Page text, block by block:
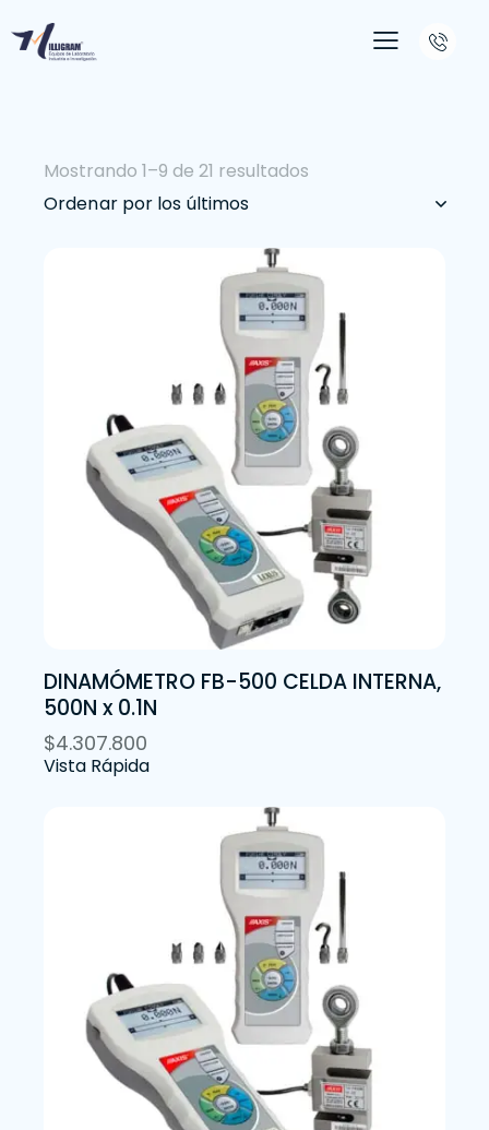
Mostrando 1–9 de 21 resultados
DINAMÓMETRO FB-500 CELDA INTERNA,
500N x 0.1N
$4.307.800
Vista Rápida